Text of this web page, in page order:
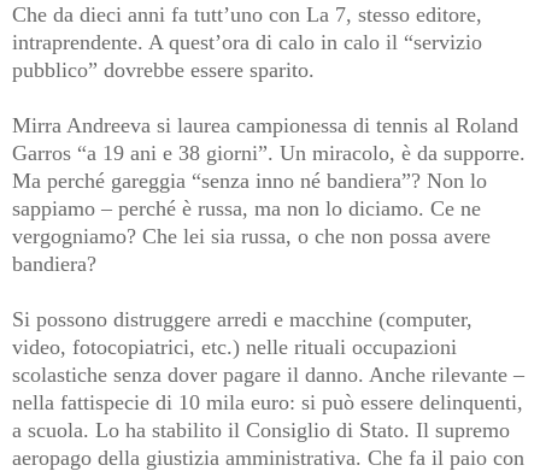
Che da dieci anni fa tutt’uno con La 7, stesso editore,
intraprendente. A quest’ora di calo in calo il “servizio
pubblico” dovrebbe essere sparito.
Mirra Andreeva si laurea campionessa di tennis al Roland
Garros “a 19 ani e 38 giorni”. Un miracolo, è da supporre.
Ma perché gareggia “senza inno né bandiera”? Non lo
sappiamo – perché è russa, ma non lo diciamo. Ce ne
vergogniamo? Che lei sia russa, o che non possa avere
bandiera?
Si possono distruggere arredi e macchine (computer,
video, fotocopiatrici, etc.) nelle rituali occupazioni
scolastiche senza dover pagare il danno. Anche rilevante –
nella fattispecie di 10 mila euro: si può essere delinquenti,
a scuola. Lo ha stabilito il Consiglio di Stato. Il supremo
aeropago della giustizia amministrativa. Che fa il paio con